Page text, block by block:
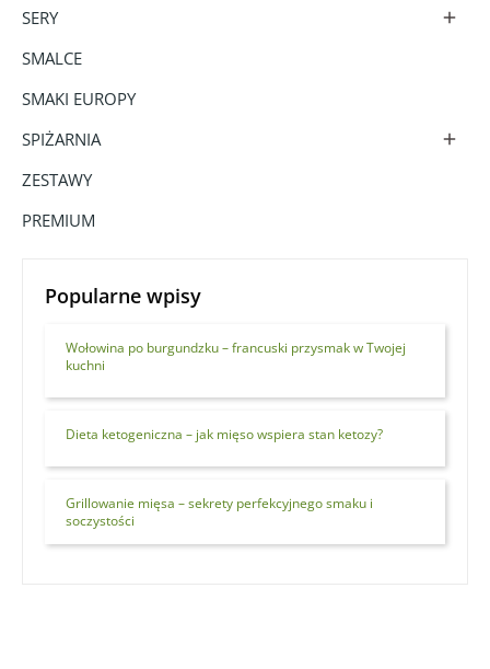
SERY

SMALCE
SMAKI EUROPY
SPIŻARNIA

ZESTAWY
PREMIUM
Popularne wpisy
Wołowina po burgundzku – francuski przysmak w Twojej
kuchni
Dieta ketogeniczna – jak mięso wspiera stan ketozy?
Grillowanie mięsa – sekrety perfekcyjnego smaku i
soczystości